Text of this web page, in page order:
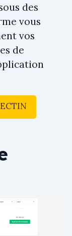
des
vous
vos
de